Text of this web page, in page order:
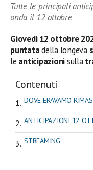
Tutte le principali
onda il 12 ottobre
Giovedì 12 ottobre
puntatadella longeva
le anticipazionisulla
Contenuti
DOVE ERAVAMO
ANTICIPAZIONI 12
STREAMING